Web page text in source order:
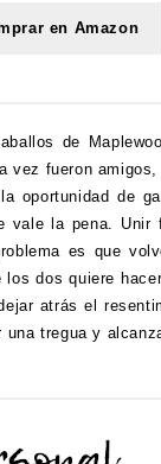
en Amazon
de
fueron amigos,
oportunidad de
vale la pena. Unir
es que
dos quiere
atrás el
tregua y